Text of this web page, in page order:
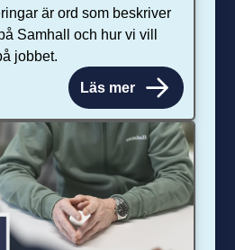
är ord som beskriver
Samhall och hur vi vill
jobbet.
Läs mer